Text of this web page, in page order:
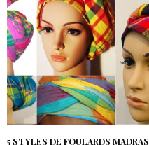
5 STYLES DE FOULARDS MADRAS